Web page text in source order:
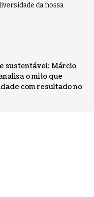
da nossa
sustentável: Márcio
o mito que
com resultado no